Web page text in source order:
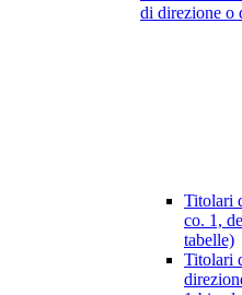
di direzione o
Titolari
co. 1,
tabelle)
Titolari